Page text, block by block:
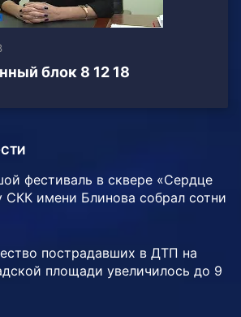
блок 8 12 18
фестиваль в сквере «Сердце
СКК имени Блинова собрал сотни
пострадавших в ДТП на
площади увеличилось до 9